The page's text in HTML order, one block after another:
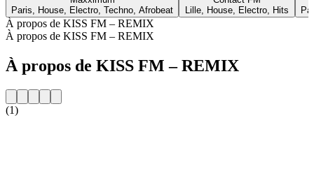
Paris, House, Electro, Techno, Afrobeat
Lille, House, Electro, Hits
À propos de KISS FM – REMIX
À propos de KISS FM – REMIX
À propos de KISS FM – REMIX
(1)